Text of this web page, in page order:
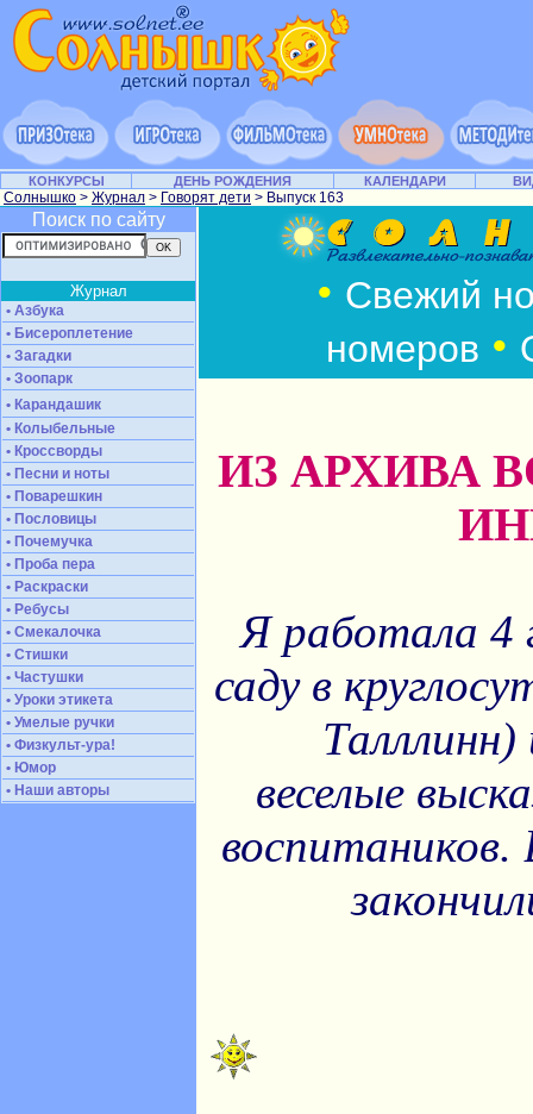
КОНКУРСЫ ДЕНЬ РОЖДЕНИЯ КАЛЕНДАРИ
Солнышко > Журнал > Говорят дети > Выпуск 163
Поиск по сайту
Журнал
• Азбука
• Бисероплетение
• Загадки
• Зоопарк
• Карандашик
• Колыбельные
• Кроссворды
• Песни и ноты
• Поварешкин
• Пословицы
• Почемучка
• Проба пера
• Раскраски
• Ребусы
• Смекалочка
• Стишки
• Частушки
• Уроки этикета
• Умелые ручки
• Физкульт-ура!
• Юмор
• Наши авторы
• Свежий
номеров •
ИЗ АРХИВА
Я работала 4
саду в
Талллинн)
веселые
воспитаников.